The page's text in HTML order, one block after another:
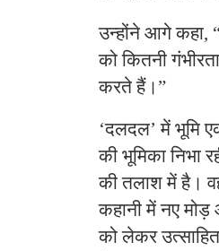
उन्होंने आगे कहा,
को कितनी
करते हैं।”
‘दलदल’ में भूमि
की भूमिका निभा
की तलाश में है।
कहानी में नए मोड़
को लेकर